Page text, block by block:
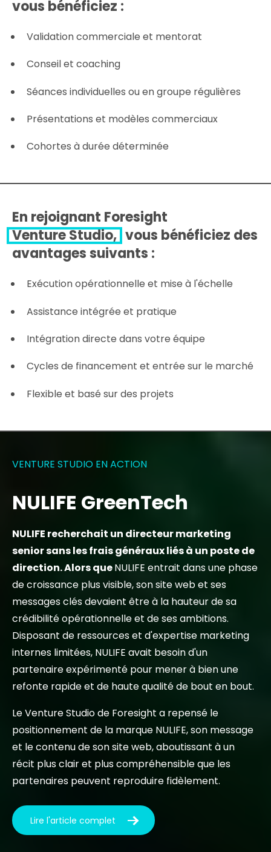
vous bénéficiez :
Validation commerciale et mentorat
Conseil et coaching
Séances individuelles ou en groupe régulières
Présentations et modèles commerciaux
Cohortes à durée déterminée
En rejoignant Foresight
Venture Studio, vous bénéficiez des
avantages suivants :
Exécution opérationnelle et mise à l'échelle
Assistance intégrée et pratique
Intégration directe dans votre équipe
Cycles de financement et entrée sur le marché
Flexible et basé sur des projets
VENTURE STUDIO EN ACTION
NULIFE GreenTech
NULIFE recherchait un directeur marketing
senior sans les frais généraux liés à un poste de
direction. Alors queNULIFE entrait dans une phase
de croissance plus visible, son site web et ses
messages clés devaient être à la hauteur de sa
crédibilité opérationnelle et de ses ambitions.
Disposant de ressources et d'expertise marketing
internes limitées, NULIFE avait besoin d'un
partenaire expérimenté pour mener à bien une
refonte rapide et de haute qualité de bout en bout.
Le Venture Studio de Foresight a repensé le
positionnement de la marque NULIFE, son message
et le contenu de son site web, aboutissant à un
récit plus clair et plus compréhensible que les
partenaires peuvent reproduire fidèlement.
Lire l'article complet